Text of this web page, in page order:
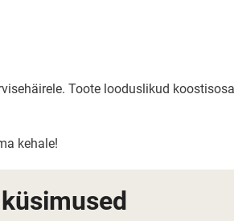
Toote looduslikud
kehale!